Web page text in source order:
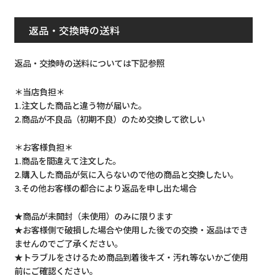
返品・交換時の送料
返品・交換時の送料については下記参照
＊当店負担＊
1.注文した商品と違う物が届いた。
2.商品が不良品（初期不良）のため交換して欲しい
＊お客様負担＊
1.商品を間違えて注文した。
2.購入した商品が気に入らないので他の商品と交換したい。
3.その他お客様の都合により返品を申し出た場合
★商品が未開封（未使用）のみに限ります
★お客様側で破損した場合や使用した後での交換・返品はでき
ませんのでご了承ください。
★トラブルをさけるため商品到着後キズ・汚れ等ないかご使用
前にご確認ください。